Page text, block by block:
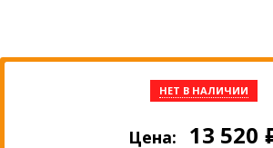
НЕТ В НАЛИЧИИ
Цена: 13 520